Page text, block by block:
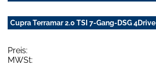
Cupra Terramar 2.0 TSI 7-Gang-DSG 4Drive
Preis:
MWSt: